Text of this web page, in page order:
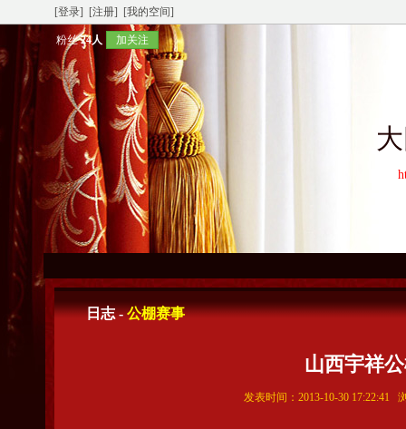
[登录] [注册] [我的空间]
粉丝24人 加关注
日志 -公棚赛事
山西宇祥
发表时间：2013-10-30 17:22:41